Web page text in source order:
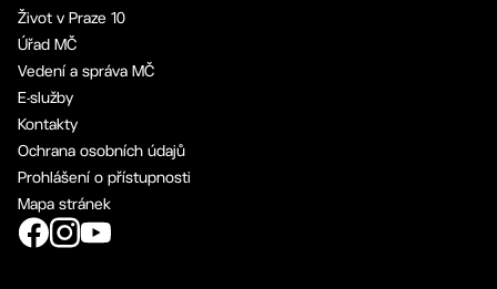
Život v Praze 10
Úřad MČ
Vedení a správa MČ
E-služby
Kontakty
Ochrana osobních údajů
Prohlášení o přístupnosti
Mapa stránek